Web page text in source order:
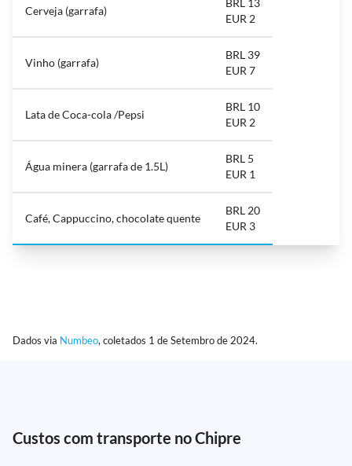
Cerveja (garrafa)
BRL 13
EUR 2
Vinho (garrafa)
BRL 39
EUR 7
Lata de Coca-cola /Pepsi
BRL 10
EUR 2
Água minera (garrafa de 1.5L)
BRL 5
EUR 1
Café, Cappuccino, chocolate quente
BRL 20
EUR 3
Dados via Numbeo, coletados 1 de Setembro de 2024.
Custos com transporte no Chipre